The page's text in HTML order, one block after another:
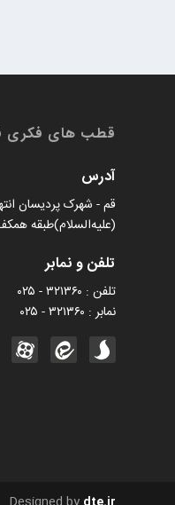
قطب های فکری
آدرس
قم - شهرک پردیسان
(علیه‌السلام)طبقه
تلفن و نمابر
تلفن : ۳۲۱۳۶۰ - ۰۲۵
نمابر : ۳۲۱۳۶۰ - ۰۲۵